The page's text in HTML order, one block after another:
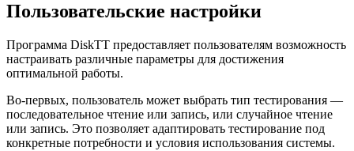
Пользовательские настройки
Программа DiskTT предоставляет пользователям возможность
настраивать различные параметры для достижения
оптимальной работы.
Во-первых, пользователь может выбрать тип тестирования —
последовательное чтение или запись, или случайное чтение
или запись. Это позволяет адаптировать тестирование под
конкретные потребности и условия использования системы.